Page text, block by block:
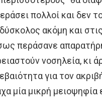
πολλοί και δεν
ακόμη και
περάσανε
νοσηλεία, κι
για τον
μία μικρή